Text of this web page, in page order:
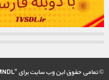
© تمامی حقوق این وب سایت برای "MNDL" محفوظ میباشد.